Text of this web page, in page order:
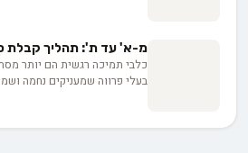
הכלבים הוא מסע שובה לב
תחילתו של התקופה
תולדות הכלבים מלא באבני
אבולוציוניות והשפעות עמוקות
מ-א' עד ת': תהליך קבלת
כלבי תמיכה רגשית הם יותר
בעלי פרווה שמעניקים נחמה
הסודות להפוך את החבר הכי